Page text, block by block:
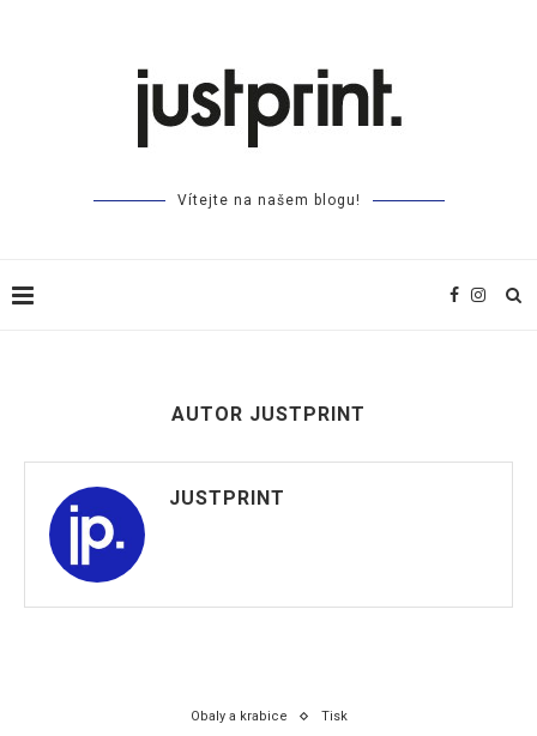
Vítejte na našem blogu!
AUTOR JUSTPRINT
JUSTPRINT
Obaly a krabice Tisk